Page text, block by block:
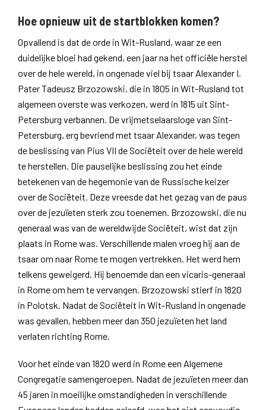
Hoe opnieuw uit de startblokken komen?
Opvallend is dat de orde in Wit-Rusland, waar ze een
duidelijke bloei had gekend, een jaar na het officiële herstel
over de hele wereld, in ongenade viel bij tsaar Alexander I.
Pater Tadeusz Brzozowski, die in 1805 in Wit-Rusland tot
algemeen overste was verkozen, werd in 1815 uit Sint-
Petersburg verbannen. De vrijmetselaarsloge van Sint-
Petersburg, erg bevriend met tsaar Alexander, was tegen
de beslissing van Pius VII de Sociëteit over de hele wereld
te herstellen. Die pauselijke beslissing zou het einde
betekenen van de hegemonie van de Russische keizer
over de Sociëteit. Deze vreesde dat het gezag van de paus
over de jezuïeten sterk zou toenemen. Brzozowski, die nu
generaal was van de wereldwijde Sociëteit, wist dat zijn
plaats in Rome was. Verschillende malen vroeg hij aan de
tsaar om naar Rome te mogen vertrekken. Het werd hem
telkens geweigerd. Hij benoemde dan een vicaris-generaal
in Rome om hem te vervangen. Brzozowski stierf in 1820
in Polotsk. Nadat de Sociëteit in Wit-Rusland in ongenade
was gevallen, hebben meer dan 350 jezuïeten het land
verlaten richting Rome.
Voor het einde van 1820 werd in Rome een Algemene
Congregatie samengeroepen. Nadat de jezuïeten meer dan
45 jaren in moeilijke omstandigheden in verschillende